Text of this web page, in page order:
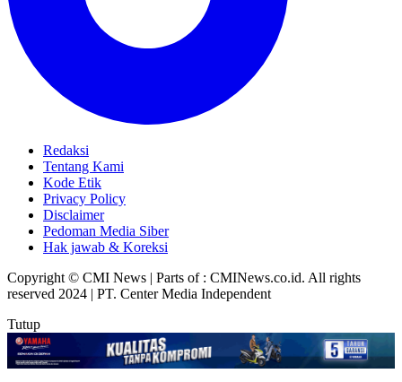
Redaksi
Tentang Kami
Kode Etik
Privacy Policy
Disclaimer
Pedoman Media Siber
Hak jawab & Koreksi
Copyright © CMI News | Parts of : CMINews.co.id. All rights
reserved 2024 | PT. Center Media Independent
Tutup